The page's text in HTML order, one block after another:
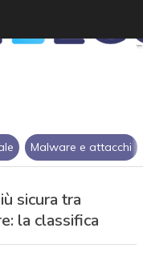
Malware e attacchi
sicura tra
la classifica